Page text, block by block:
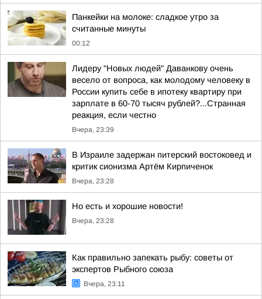
Панкейки на молоке: сладкое утро за
считанные минуты
00:12
Лидеру "Новых людей" Даванкову очень
весело от вопроса, как молодому человеку в
России купить себе в ипотеку квартиру при
зарплате в 60-70 тысяч рублей?...Странная
реакция, если честно
Вчера, 23:39
В Израиле задержан питерский востоковед и
критик сионизма Артём Кирпиченок
Вчера, 23:28
Но есть и хорошие новости!
Вчера, 23:28
Как правильно запекать рыбу: советы от
экспертов Рыбного союза
Вчера, 23:11